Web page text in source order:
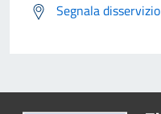
Segnala disservizio